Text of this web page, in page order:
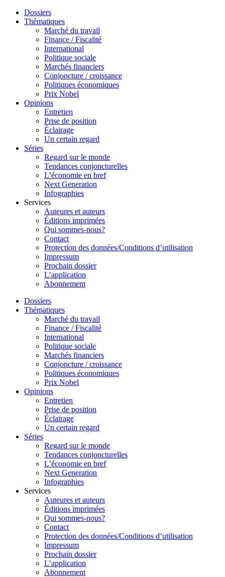
Dossiers
Thématiques
Marché du travail
Finance / Fiscalité
International
Politique sociale
Marchés financiers
Conjoncture / croissance
Politiques économiques
Prix Nobel
Opinions
Entretien
Prise de position
Éclairage
Un certain regard
Séries
Regard sur le monde
Tendances conjoncturelles
L’économie en bref
Next Generation
Infographies
Services
Auteures et auteurs
Éditions imprimées
Qui sommes-nous?
Contact
Protection des données/Conditions d’utilisation
Impressum
Prochain dossier
L’application
Abonnement
Dossiers
Thématiques
Marché du travail
Finance / Fiscalité
International
Politique sociale
Marchés financiers
Conjoncture / croissance
Politiques économiques
Prix Nobel
Opinions
Entretien
Prise de position
Éclairage
Un certain regard
Séries
Regard sur le monde
Tendances conjoncturelles
L’économie en bref
Next Generation
Infographies
Services
Auteures et auteurs
Éditions imprimées
Qui sommes-nous?
Contact
Protection des données/Conditions d’utilisation
Impressum
Prochain dossier
L’application
Abonnement